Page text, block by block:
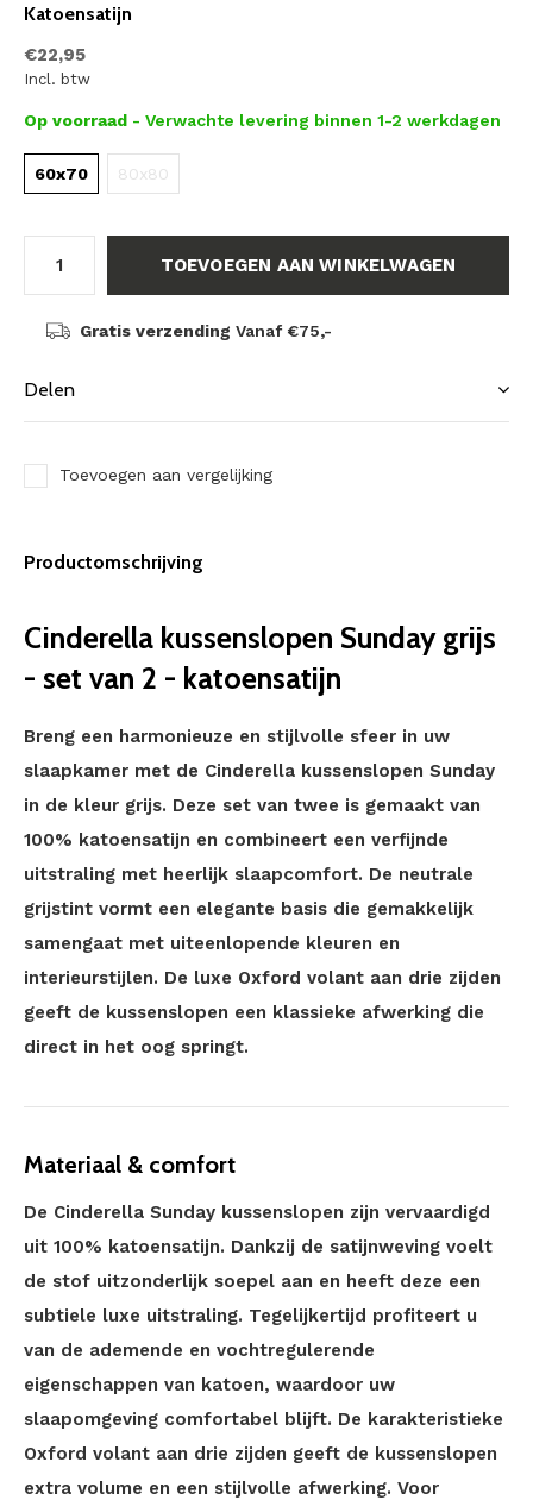
Katoensatijn
€22,95
Incl. btw
Op voorraad - Verwachte levering binnen 1-2 werkdagen
60x70 80x80
TOEVOEGEN AAN WINKELWAGEN
Gratis verzending Vanaf €75,-
Delen
Toevoegen aan vergelijking
Productomschrijving
Cinderella kussenslopen Sunday grijs
- set van 2 - katoensatijn
Breng een harmonieuze en stijlvolle sfeer in uw
slaapkamer met de Cinderella kussenslopen Sunday
in de kleur grijs. Deze set van twee is gemaakt van
100% katoensatijn en combineert een verfijnde
uitstraling met heerlijk slaapcomfort. De neutrale
grijstint vormt een elegante basis die gemakkelijk
samengaat met uiteenlopende kleuren en
interieurstijlen. De luxe Oxford volant aan drie zijden
geeft de kussenslopen een klassieke afwerking die
direct in het oog springt.
Materiaal & comfort
De Cinderella Sunday kussenslopen zijn vervaardigd
uit 100% katoensatijn. Dankzij de satijnweving voelt
de stof uitzonderlijk soepel aan en heeft deze een
subtiele luxe uitstraling. Tegelijkertijd profiteert u
van de ademende en vochtregulerende
eigenschappen van katoen, waardoor uw
slaapomgeving comfortabel blijft. De karakteristieke
Oxford volant aan drie zijden geeft de kussenslopen
extra volume en een stijlvolle afwerking. Voor